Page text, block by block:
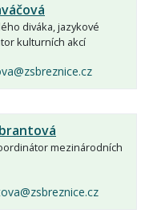
diváka, jazykové
kulturních akcí
mezinárodních